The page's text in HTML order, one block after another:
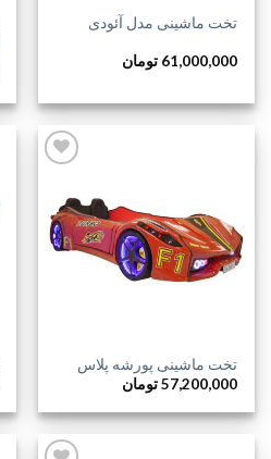
تخت ماشینی مدل آئودی
61,000,000 تومان
افزودن
به
علاقه
تخت ماشینی پورشه پلاس
57,200,000تومان